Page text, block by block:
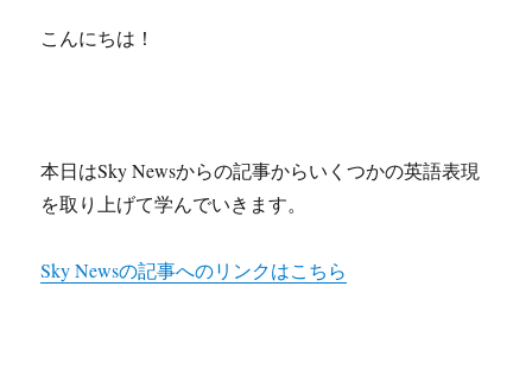
こんにちは！
本日はSky Newsからの記事からいくつかの英語表現
を取り上げて学んでいきます。
Sky Newsの記事へのリンクはこちら